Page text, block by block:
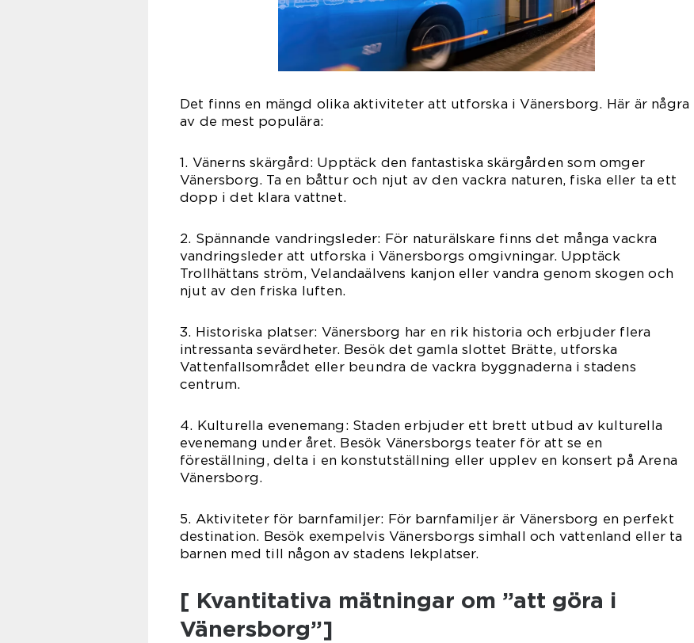
Det finns en mängd olika aktiviteter att utforska i Vänersborg. Här är några
av de mest populära:
1. Vänerns skärgård: Upptäck den fantastiska skärgården som omger
Vänersborg. Ta en båttur och njut av den vackra naturen, fiska eller ta ett
dopp i det klara vattnet.
2. Spännande vandringsleder: För naturälskare finns det många vackra
vandringsleder att utforska i Vänersborgs omgivningar. Upptäck
Trollhättans ström, Velandaälvens kanjon eller vandra genom skogen och
njut av den friska luften.
3. Historiska platser: Vänersborg har en rik historia och erbjuder flera
intressanta sevärdheter. Besök det gamla slottet Brätte, utforska
Vattenfallsområdet eller beundra de vackra byggnaderna i stadens
centrum.
4. Kulturella evenemang: Staden erbjuder ett brett utbud av kulturella
evenemang under året. Besök Vänersborgs teater för att se en
föreställning, delta i en konstutställning eller upplev en konsert på Arena
Vänersborg.
5. Aktiviteter för barnfamiljer: För barnfamiljer är Vänersborg en perfekt
destination. Besök exempelvis Vänersborgs simhall och vattenland eller ta
barnen med till någon av stadens lekplatser.
[ Kvantitativa mätningar om ”att göra i
Vänersborg”]